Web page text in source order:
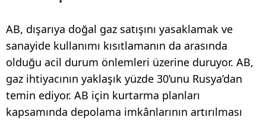
AB, dışarıya doğal gaz satışını yasaklamak ve
sanayide kullanımı kısıtlamanın da arasında
olduğu acil durum önlemleri üzerine duruyor. AB,
gaz ihtiyacının yaklaşık yüzde 30’unu Rusya’dan
temin ediyor. AB için kurtarma planları
kapsamında depolama imkânlarının artırılması